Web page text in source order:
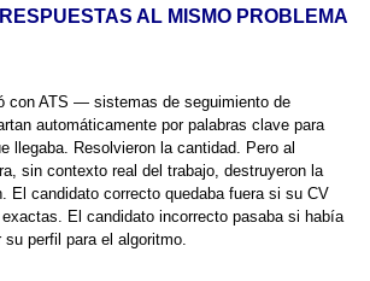
AL MISMO PROBLEMA
con ATS — sistemas de seguimiento de
automáticamente por palabras clave para
llegaba. Resolvieron la cantidad. Pero al
sin contexto real del trabajo, destruyeron la
El candidato correcto quedaba fuera si su CV
El candidato incorrecto pasaba si había
perfil para el algoritmo.